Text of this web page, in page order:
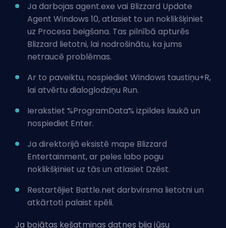
Ja darbojas agent.exe vai Blizzard Update
Agent Windows 10, atlasiet to un noklikšķiniet
uz Procesa beigšana. Tas pilnībā apturēs
Blizzard lietotni, lai nodrošinātu, ka jums
netraucē problēmas.
Ar to paveiktu, nospiediet Windows taustiņu+R,
lai atvērtu dialoglodziņu Run.
Ierakstiet %ProgramData% izpildes laukā un
nospiediet Enter.
Ja direktorijā eksistē mape Blizzard
Entertainment, ar peles labo pogu
noklikšķiniet uz tās un atlasiet Dzēst.
Restartējiet Battle.net darbvirsma lietotni un
atkārtoti palaist spēli.
Ja bojātas kešatmiņas datnes bija jūsu